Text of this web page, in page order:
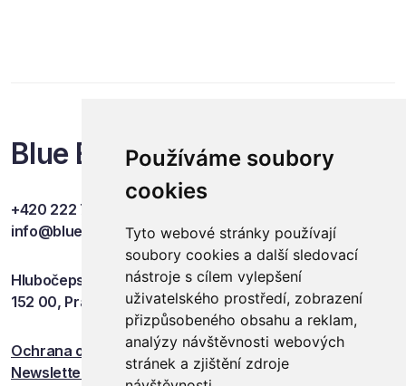
Používáme soubory
cookies
Tyto webové stránky používají
soubory cookies a další sledovací
nástroje s cílem vylepšení
uživatelského prostředí, zobrazení
přizpůsobeného obsahu a reklam,
analýzy návštěvnosti webových
stránek a zjištění zdroje
Blue Events
+420 222 749 841
info@blueevents.eu
Hlubočepská 701/38c
152 00, Praha 5
Ochrana osobních údajů
Newsletter